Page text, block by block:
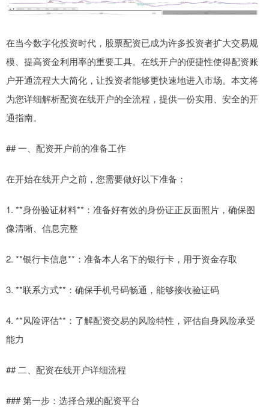
在当今数字化投资时代，股票配资已成为许多投资者扩大交易规
模、提高资金利用率的重要工具。在线开户的便捷性使得配资账
户开通流程大大简化，让投资者能够更快速地进入市场。本文将
为您详细解析配资在线开户的全流程，提供一份实用、安全的开
通指南。
## 一、配资开户前的准备工作
在开始在线开户之前，您需要做好以下准备：
1. **身份验证材料**：准备好有效的身份证正反面照片，确保图
像清晰、信息完整
2. **银行卡信息**：准备本人名下的银行卡，用于资金存取
3. **联系方式**：确保手机号码畅通，能够接收验证码
4. **风险评估**：了解配资交易的风险特性，评估自身风险承受
能力
## 二、配资在线开户详细流程
### 第一步：选择合规的配资平台